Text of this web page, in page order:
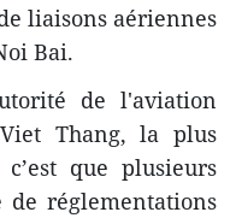
liaisons aériennes
Bai.
de l'aviation
Thang, la plus
que plusieurs
de réglementations